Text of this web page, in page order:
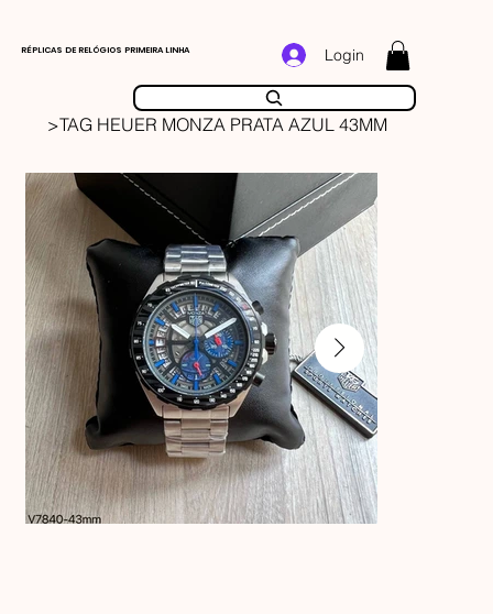
RÉPLICAS DE RELÓGIOS PRIMEIRA LINHA Login
>TAG HEUER MONZA PRATA AZUL 43MM